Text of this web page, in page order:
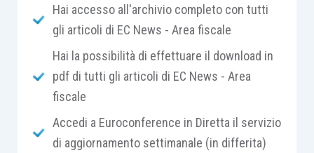
Cassazionenell’ordinanza n. 7168, depositata
15 marzo.
Il caso riguarda unaS.r.l.nei confronti della quale
erano stati emessi
recupero a tassazione diricavi non dichiaratiin
relazione allavendita di alcune unità
Hai accesso all'archivio completo con tutti
gli articoli di EC News - Area fiscale
Hai la possibilità di effettuare il download in
pdf di tutti gli articoli di EC News - Area
fiscale
Accedi a Euroconference in Diretta il servizio
di aggiornamento settimanale (in differita)